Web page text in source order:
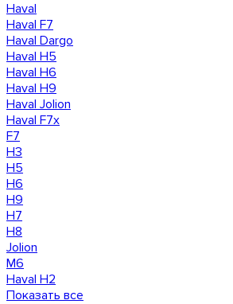
Haval
Haval F7
Haval Dargo
Haval H5
Haval H6
Haval H9
Haval Jolion
Haval F7x
F7
H3
H5
H6
H9
H7
H8
Jolion
M6
Haval H2
Показать все